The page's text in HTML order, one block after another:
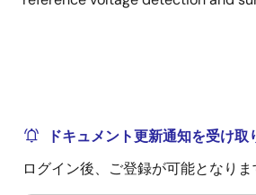
ドキュメント更新通知を受け取
ログイン後、ご登録が可能となりま